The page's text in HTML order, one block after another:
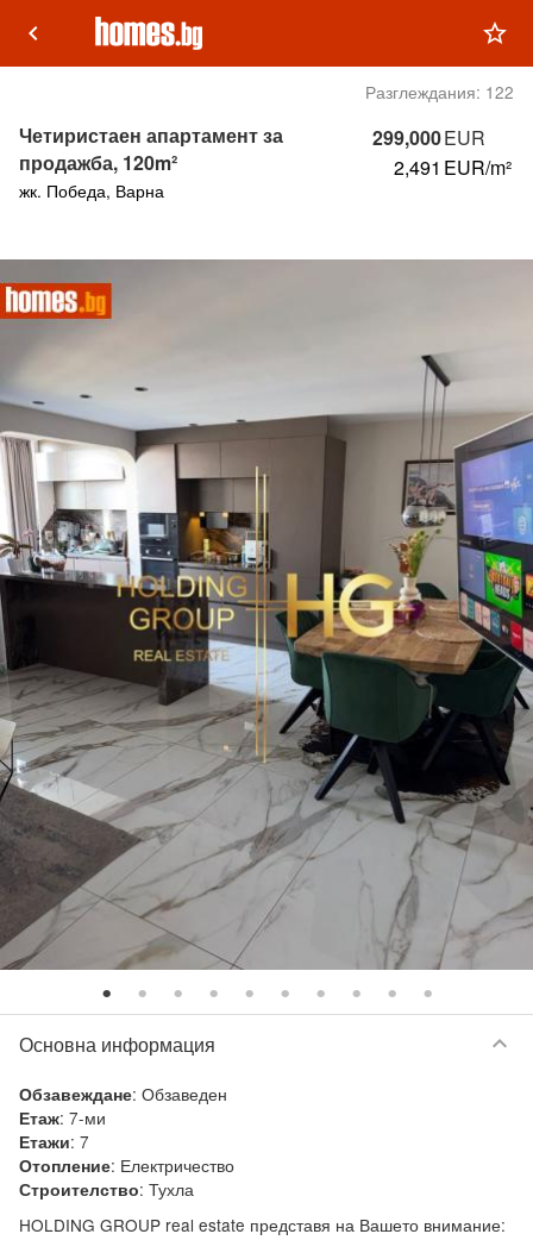
keyboard_arrow_left star_outline
Разглеждания: 122
299,000EUR
2,491 EUR/m²
Четиристаен апартамент за
продажба, 120m²
жк. Победа, Варна
Основна информация keyboard_arrow_down
Обзавеждане: Обзаведен
Етаж: 7-ми
Етажи: 7
Отопление: Електричество
Строителство: Тухла
HOLDING GROUP real estate представя на Вашето внимание: